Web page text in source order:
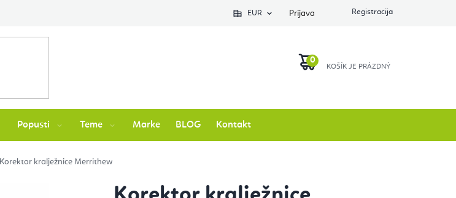
EUR Prijava
Popusti Teme Marke BLOG Kontakt
Korektor kralježnice Merrithew